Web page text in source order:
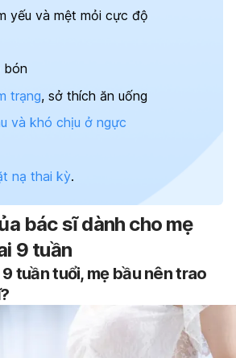
yếu và mệt mỏi cực độ
bón
trạng, sở thích ăn uống
và khó chịu ở ngực
nạ thai kỳ.
bác sĩ dành cho mẹ
9 tuần
9 tuần tuổi, mẹ bầu nên trao